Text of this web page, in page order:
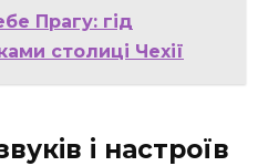
Прагу: гід
столиці Чехії
і настроїв